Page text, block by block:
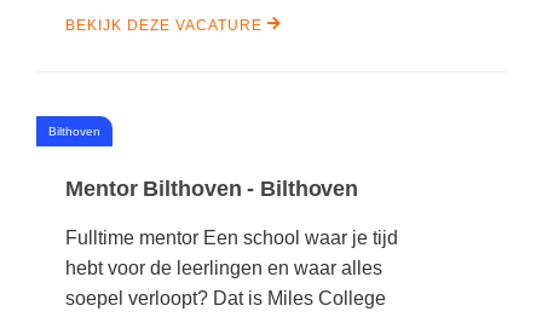
BEKIJK DEZE VACATURE
Bilthoven
Mentor Bilthoven - Bilthoven
Fulltime mentor Een school waar je tijd
hebt voor de leerlingen en waar alles
soepel verloopt? Dat is Miles College